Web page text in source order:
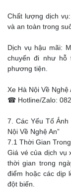
Chất lượng dịch
và an toàn trong
Dịch vụ hậu mãi:
chuyến đi như hỗ
phương tiện.
Xe Hà Nội Về
☎ Hotline/Zalo:
7. Các Yếu Tố
Nội Về Nghệ An”
7.1 Thời Gian
Giá vé của dịch vụ
thời gian trong
điểm hoặc các dịp
đột biến.